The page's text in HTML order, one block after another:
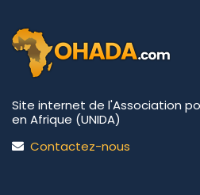
Site internet de l'Association
en Afrique (UNIDA)
Contactez-nous